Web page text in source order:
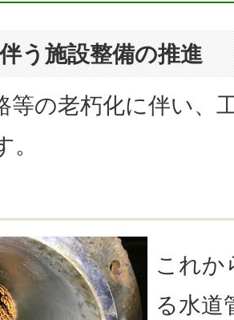
う施設整備の推進
等の老朽化に伴い、
これか
る水道